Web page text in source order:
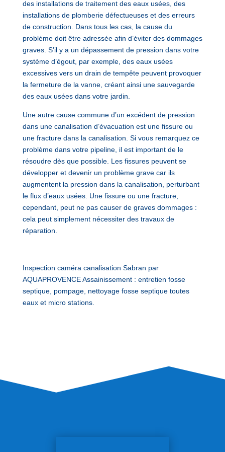
des installations de traitement des eaux usées, des
installations de plomberie défectueuses et des erreurs
de construction. Dans tous les cas, la cause du
problème doit être adressée afin d’éviter des dommages
graves. S’il y a un dépassement de pression dans votre
système d’égout, par exemple, des eaux usées
excessives vers un drain de tempête peuvent provoquer
la fermeture de la vanne, créant ainsi une sauvegarde
des eaux usées dans votre jardin.
Une autre cause commune d’un excédent de pression
dans une canalisation d’évacuation est une fissure ou
une fracture dans la canalisation. Si vous remarquez ce
problème dans votre pipeline, il est important de le
résoudre dès que possible. Les fissures peuvent se
développer et devenir un problème grave car ils
augmentent la pression dans la canalisation, perturbant
le flux d’eaux usées. Une fissure ou une fracture,
cependant, peut ne pas causer de graves dommages :
cela peut simplement nécessiter des travaux de
réparation.
Inspection caméra canalisation Sabran par
AQUAPROVENCE Assainissement : entretien fosse
septique, pompage, nettoyage fosse septique toutes
eaux et micro stations.